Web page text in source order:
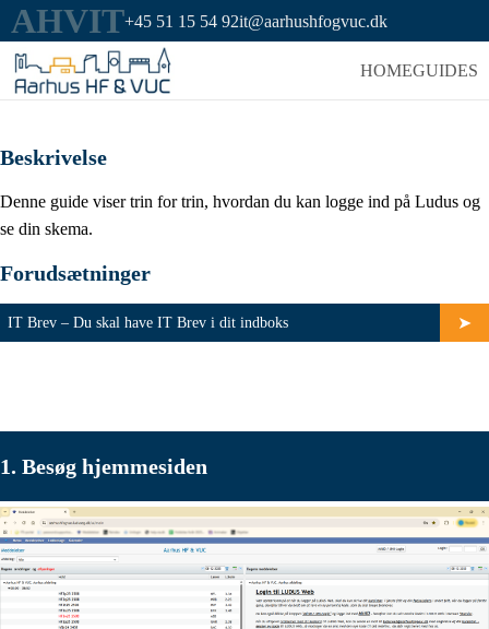
AHVIT+45 51 15 54 92it@aarhushfogvuc.dk
HOMEGUIDES
Beskrivelse
Denne guide viser trin for trin, hvordan du kan logge ind på Ludus og
se din skema.
Forudsætninger
IT Brev – Du skal have IT Brev i dit indboks
1. Besøg hjemmesiden